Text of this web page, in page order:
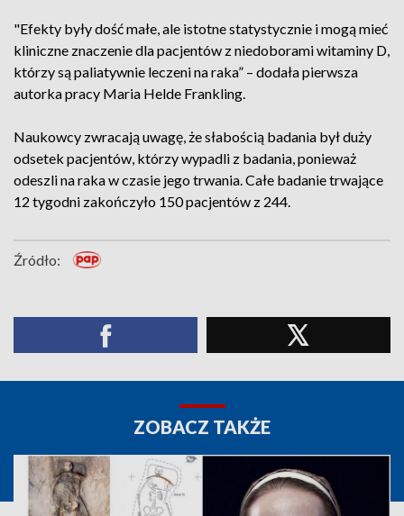
"Efekty były dość małe, ale istotne statystycznie i mogą mieć
kliniczne znaczenie dla pacjentów z niedoborami witaminy D,
którzy są paliatywnie leczeni na raka” – dodała pierwsza
autorka pracy Maria Helde Frankling.
Naukowcy zwracają uwagę, że słabością badania był duży
odsetek pacjentów, którzy wypadli z badania, ponieważ
odeszli na raka w czasie jego trwania. Całe badanie trwające
12 tygodni zakończyło 150 pacjentów z 244.
Źródło:
ZOBACZ TAKŻE